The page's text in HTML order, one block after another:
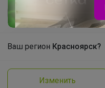
Ваш регион Красноярск?
Изменить
Политика
Продолжая использовать